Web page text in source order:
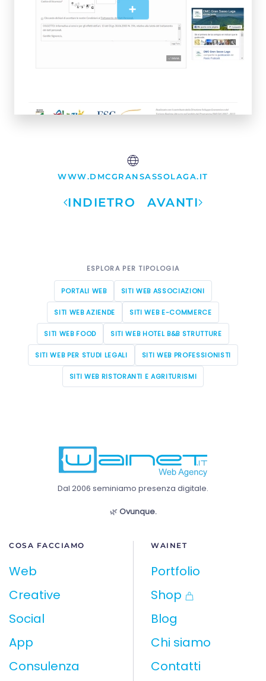
+
WWW.DMCGRANSASSOLAGA.IT
INDIETRO AVANTI
ESPLORA PER TIPOLOGIA
PORTALI WEB SITI WEB ASSOCIAZIONI
SITI WEB AZIENDE SITI WEB E-COMMERCE
SITI WEB FOOD SITI WEB HOTEL B&B STRUTTURE
SITI WEB PER STUDI LEGALI SITI WEB PROFESSIONISTI
SITI WEB RISTORANTI E AGRITURISMI
Dal 2006 seminiamo presenza digitale.
🌿 Ovunque.
COSA FACCIAMO
Web
Creative
Social
App
Consulenza
WAINET
Portfolio
Shop
Blog
Chi siamo
Contatti